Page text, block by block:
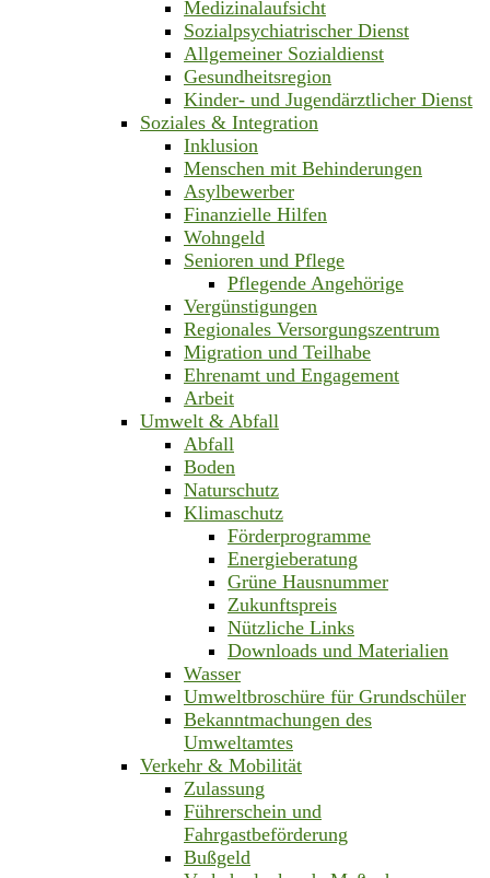
Medizinalaufsicht
Sozialpsychiatrischer Dienst
Allgemeiner Sozialdienst
Gesundheitsregion
Kinder- und Jugendärztlicher Dienst
Soziales & Integration
Inklusion
Menschen mit Behinderungen
Asylbewerber
Finanzielle Hilfen
Wohngeld
Senioren und Pflege
Pflegende Angehörige
Vergünstigungen
Regionales Versorgungszentrum
Migration und Teilhabe
Ehrenamt und Engagement
Arbeit
Umwelt & Abfall
Abfall
Boden
Naturschutz
Klimaschutz
Förderprogramme
Energieberatung
Grüne Hausnummer
Zukunftspreis
Nützliche Links
Downloads und Materialien
Wasser
Umweltbroschüre für Grundschüler
Bekanntmachungen des
Umweltamtes
Verkehr & Mobilität
Zulassung
Führerschein und
Fahrgastbeförderung
Bußgeld